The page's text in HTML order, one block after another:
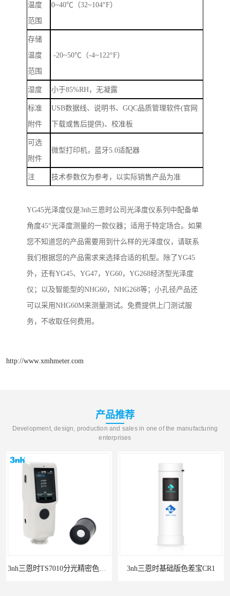
温度
范围
0~40℃（32~104°F）
存储
温度
范围
-20~50℃（-4~122°F）
湿度 小于85%RH，无凝露
标准
附件
USB数据线、说明书、GQC品质管理软件(官网
下载或售后提供)、校准板
可选
附件
微型打印机，蓝牙5.0适配器
注 技术参数仅为参考，以实际销售产品为准
YG45光泽度仪是3nh三恩时公司光泽度仪系列中配备单
角度45°光泽度测量的一款仪器；适用于特定场合。如果
您不知道您的产品需要用到什么样的光泽度仪，请联系
我们根据您的产品需求来选择合适的机型。除了YG45
外，还有YG45、 YG47， YG60， YG268经济型光泽度
仪；以及智能型的NHG60， NHG268等；小孔径产品还
可以采用NHG60M来测量测试。免费提供上门测试服
务，不收取任何费用。
http://www.xmhmeter.com
产品推荐
Development, design, production and sales in one of the manufacturing
enterprises
3nh三恩时基础版色差宝CR1